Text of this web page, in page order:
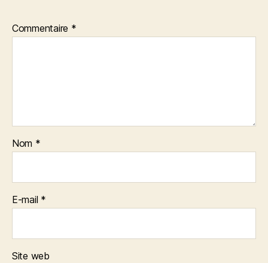
Commentaire *
Nom *
E-mail *
Site web